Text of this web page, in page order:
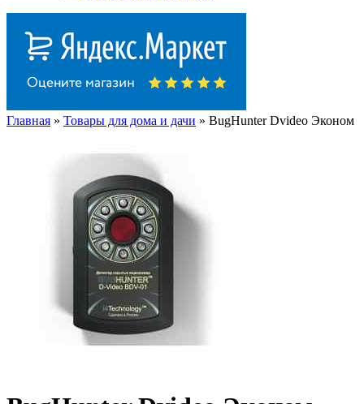
Главная » Товары для дома и дачи » BugHunter Dvideo Эконом